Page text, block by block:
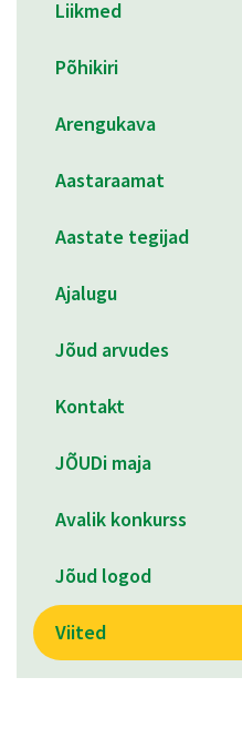
Liikmed
Põhikiri
Arengukava
Aastaraamat
Aastate tegijad
Ajalugu
Jõud arvudes
Kontakt
JÕUDi maja
Avalik konkurss
Jõud logod
Viited